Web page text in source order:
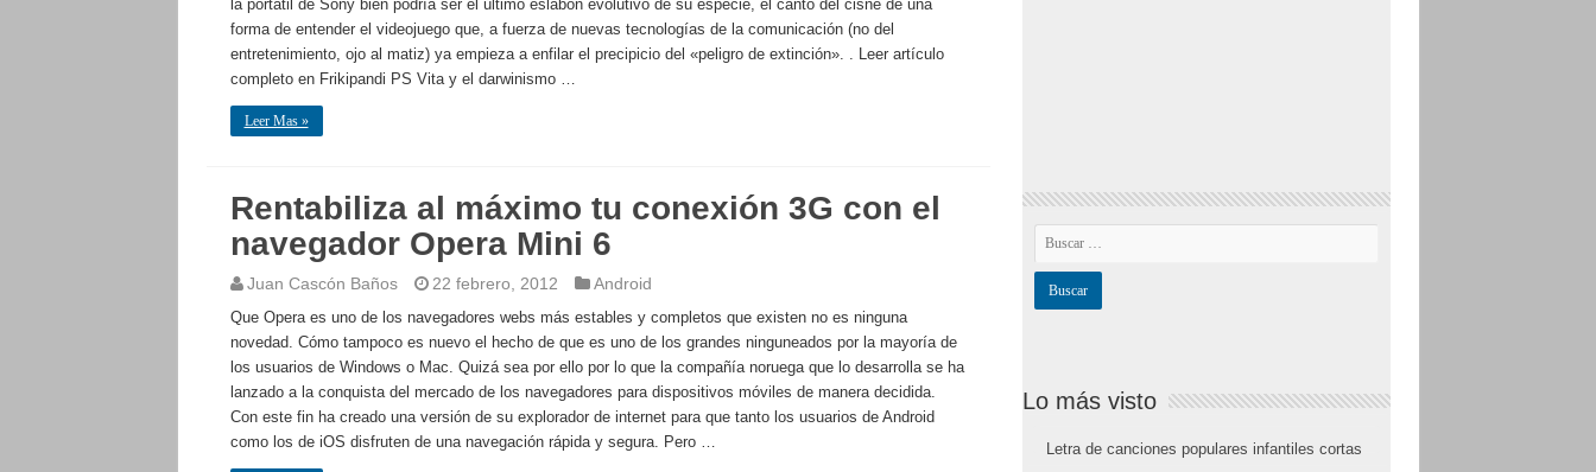
la portátil de Sony bien podría ser el último eslabón evolutivo de su especie, el canto del cisne de una
forma de entender el videojuego que, a fuerza de nuevas tecnologías de la comunicación (no del
entretenimiento, ojo al matiz) ya empieza a enfilar el precipicio del «peligro de extinción». . Leer artículo
completo en Frikipandi PS Vita y el darwinismo …
Leer Mas »
Rentabiliza al máximo tu conexión 3G con el
navegador Opera Mini 6
Juan Cascón Baños 22 febrero, 2012 Android
Que Opera es uno de los navegadores webs más estables y completos que existen no es ninguna
novedad. Cómo tampoco es nuevo el hecho de que es uno de los grandes ninguneados por la mayoría de
los usuarios de Windows o Mac. Quizá sea por ello por lo que la compañía noruega que lo desarrolla se ha
lanzado a la conquista del mercado de los navegadores para dispositivos móviles de manera decidida.
Con este fin ha creado una versión de su explorador de internet para que tanto los usuarios de Android
como los de iOS disfruten de una navegación rápida y segura. Pero …
Lo más visto
Letra de canciones populares infantiles cortas